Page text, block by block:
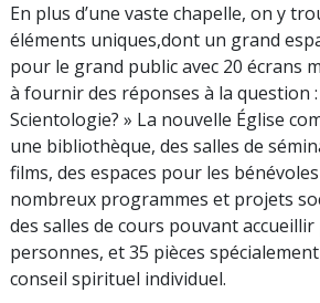
En plus d’une vaste chapelle, on y
éléments uniques,dont un grand
pour le grand public avec 20 écrans
à fournir des réponses à la question :
Scientologie? » La nouvelle Église
une bibliothèque, des salles de
films, des espaces pour les
nombreux programmes et projets
des salles de cours pouvant accueillir
personnes, et 35 pièces
conseil spirituel individuel.